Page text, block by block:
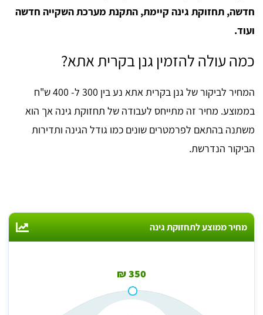
חדשה, תחזוקת גינה קיימת, התקנת מערכת השקייה חדשה
ועוד.
כמה עולה להזמין גנן בקרית אתא?
המחיר לביקור של גנן בקרית אתא נע בין 300 ל- 400 ש"ח
בממוצע. מחיר זה מתייחס לעבודה של תחזוקת גינה אך הוא
משתנה בהתאם לפרמטרים שונים כמו גודל הגינה ותדירות
הביקור הנדרשת.
מחיר ממוצע לתחזוקת גינה
350 ₪